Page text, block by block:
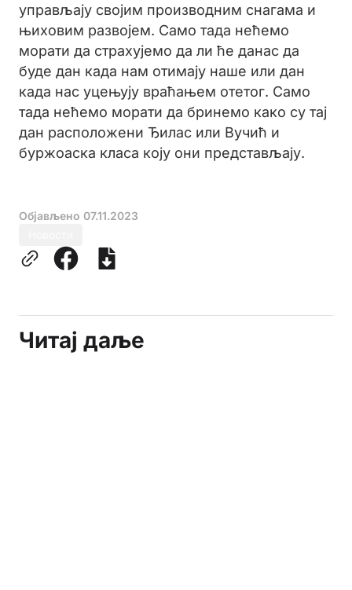
управљају својим производним снагама и
њиховим развојем. Само тада нећемо
морати да страхујемо да ли ће данас да
буде дан када нам отимају наше или дан
када нас уцењују враћањем отетог. Само
тада нећемо морати да бринемо како су тај
дан расположени Ђилас или Вучић и
буржоаска класа коју они представљају.
Објављено 07.11.2023
Читај даље